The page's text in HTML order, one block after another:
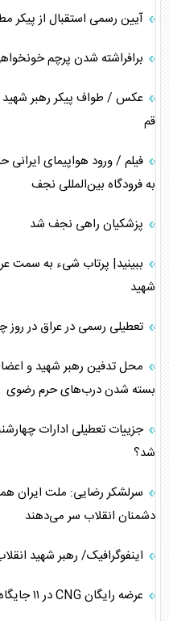
آیین رسمی استقبال از پیکر
برافراشته شدن پرچم
عکس / طواف پیکر رهبر شهید
قم
فیلم / ورود هواپیمای ایرانی
به فرودگاه بین‌المللی نجف
پزشکیان راهی نجف شد
ببینید| پرتاب شیء به سمت
شهید
تعطیلی رسمی در عراق در روز
محل تدفین رهبر شهید و
بسته شدن درب‌های حرم رضوی
شد؟
سرلشکر رضایی: ملت ایران
دشمنان انقلاب سر می‌دهند
اینفوگرافیک/ رهبر شهید
عرضه رایگان CNG در ۱۱ جایگاه قم برای مراسم تشییع رهبر شهید